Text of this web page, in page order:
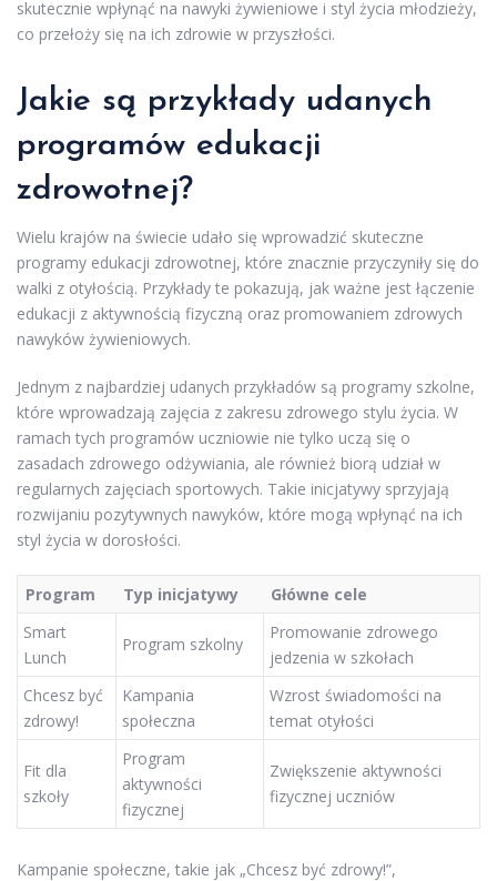
skutecznie wpłynąć na nawyki żywieniowe i styl życia młodzieży,
co przełoży się na ich zdrowie w przyszłości.
Jakie są przykłady udanych
programów edukacji
zdrowotnej?
Wielu krajów na świecie udało się wprowadzić skuteczne
programy edukacji zdrowotnej, które znacznie przyczyniły się do
walki z otyłością. Przykłady te pokazują, jak ważne jest łączenie
edukacji z aktywnością fizyczną oraz promowaniem zdrowych
nawyków żywieniowych.
Jednym z najbardziej udanych przykładów są programy szkolne,
które wprowadzają zajęcia z zakresu zdrowego stylu życia. W
ramach tych programów uczniowie nie tylko uczą się o
zasadach zdrowego odżywiania, ale również biorą udział w
regularnych zajęciach sportowych. Takie inicjatywy sprzyjają
rozwijaniu pozytywnych nawyków, które mogą wpłynąć na ich
styl życia w dorosłości.
Program Typ inicjatywy
Główne cele
Smart
Lunch
Program szkolny
Promowanie zdrowego
jedzenia w szkołach
Chcesz być
zdrowy!
Kampania
społeczna
Wzrost świadomości na
temat otyłości
Fit dla
szkoły
Program
aktywności
fizycznej
Zwiększenie aktywności
fizycznej uczniów
Kampanie społeczne, takie jak „Chcesz być zdrowy!”,